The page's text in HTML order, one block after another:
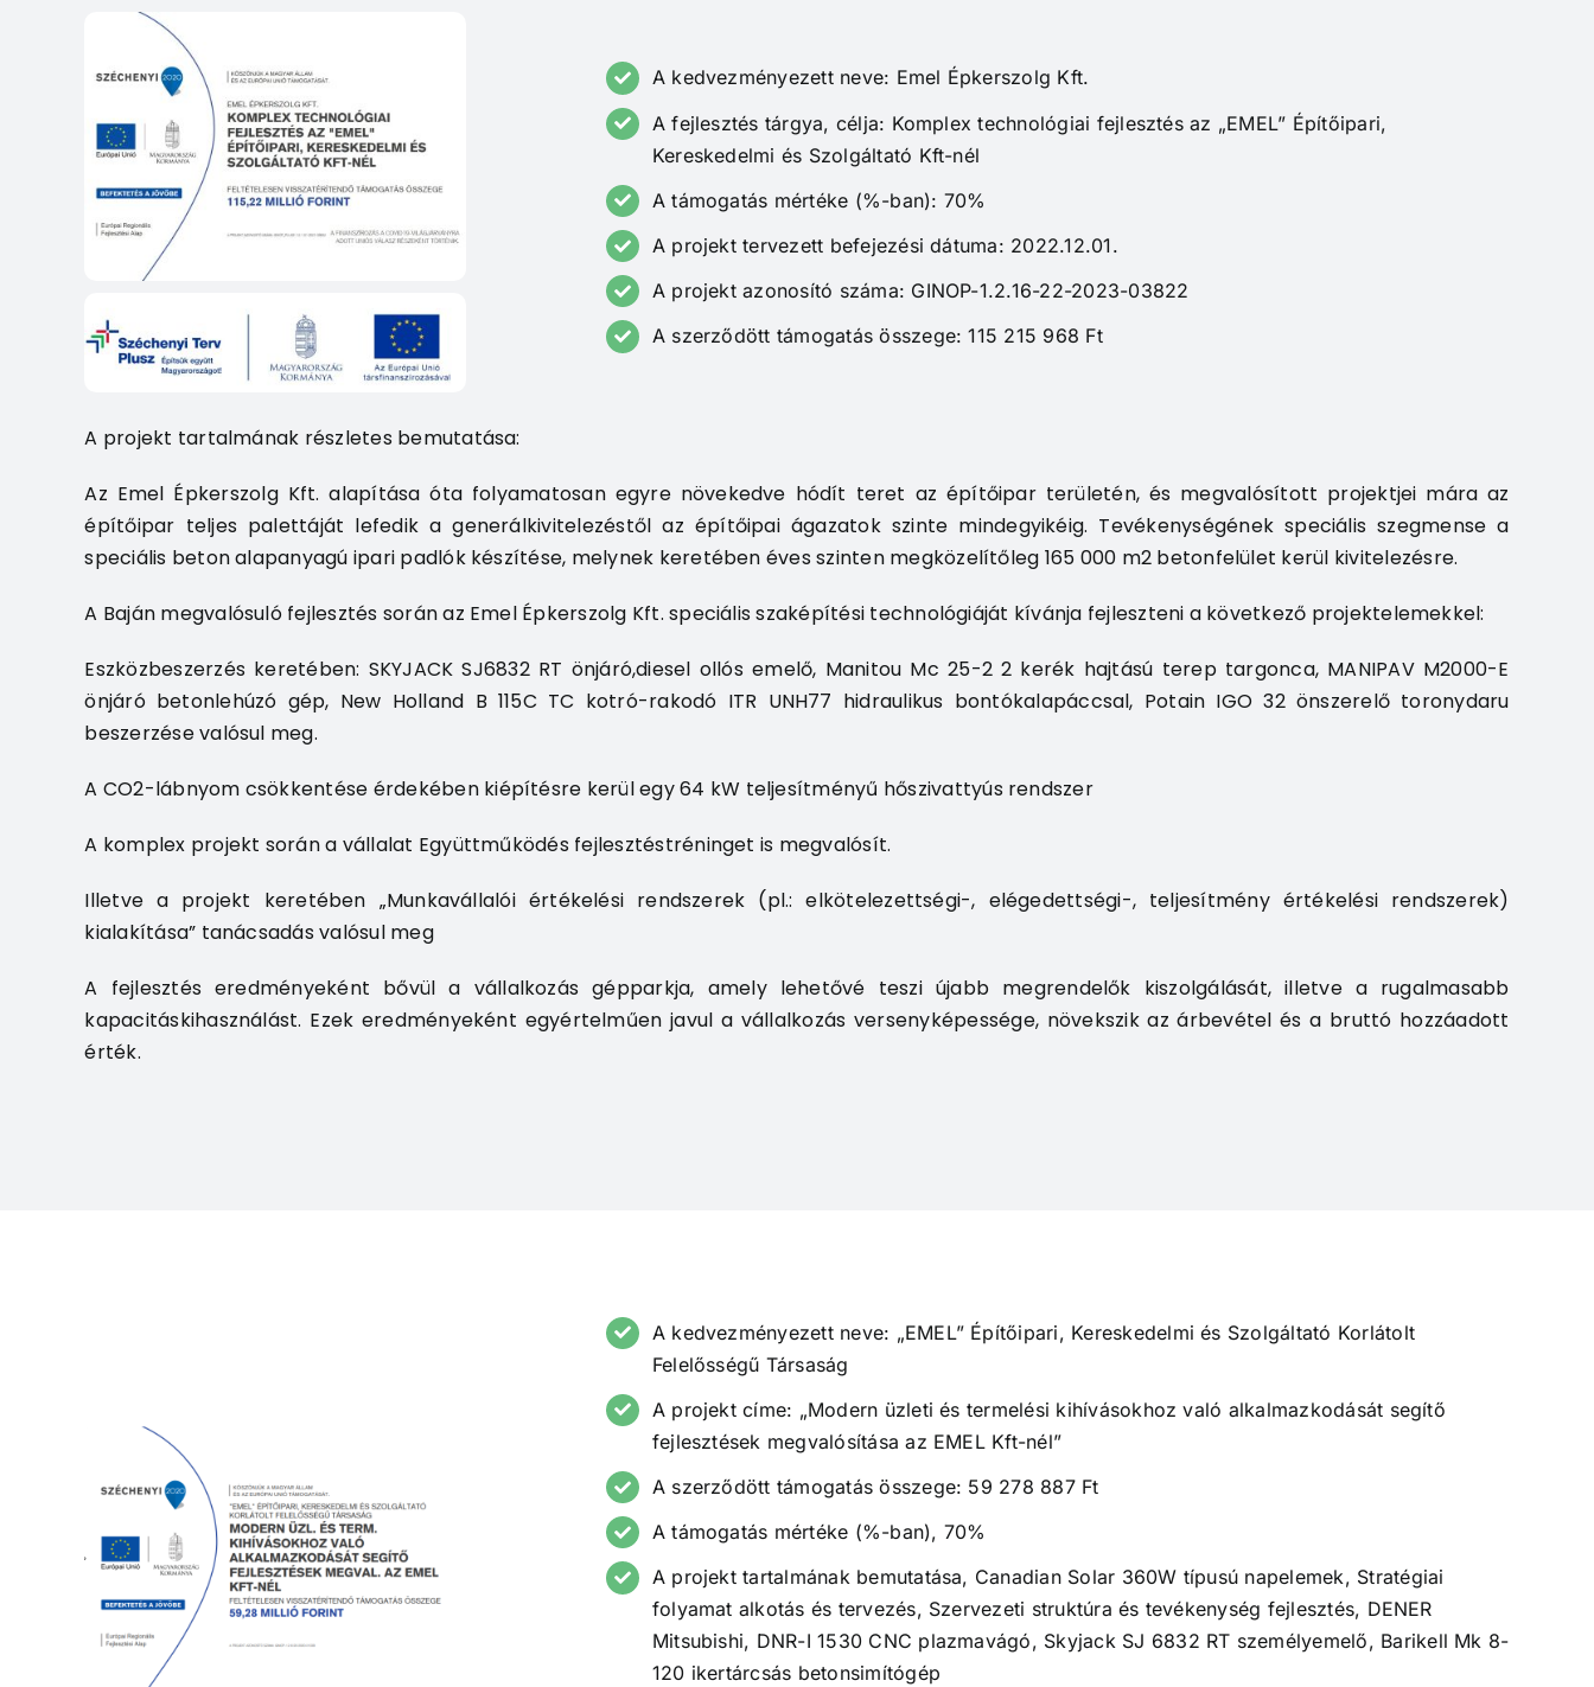
A kedvezményezett neve: Emel Épkerszolg Kft.
A fejlesztés tárgya, célja: Komplex technológiai fejlesztés az „EMEL” Építőipari,
Kereskedelmi és Szolgáltató Kft-nél
A támogatás mértéke (%-ban): 70%
A projekt tervezett befejezési dátuma: 2022.12.01.
A projekt azonosító száma: GINOP-1.2.16-22-2023-03822
A szerződött támogatás összege: 115 215 968 Ft
A projekt tartalmának részletes bemutatása:
Az Emel Épkerszolg Kft. alapítása óta folyamatosan egyre növekedve hódít teret az építőipar területén, és megvalósított projektjei mára az
építőipar teljes palettáját lefedik a generálkivitelezéstől az építőipai ágazatok szinte mindegyikéig. Tevékenységének speciális szegmense a
speciális beton alapanyagú ipari padlók készítése, melynek keretében éves szinten megközelítőleg 165 000 m2 betonfelület kerül kivitelezésre.
A Baján megvalósuló fejlesztés során az Emel Épkerszolg Kft. speciális szaképítési technológiáját kívánja fejleszteni a következő projektelemekkel:
Eszközbeszerzés keretében: SKYJACK SJ6832 RT önjáró,diesel ollós emelő, Manitou Mc 25-2 2 kerék hajtású terep targonca, MANIPAV M2000-E
önjáró betonlehúzó gép, New Holland B 115C TC kotró-rakodó ITR UNH77 hidraulikus bontókalapáccsal, Potain IGO 32 önszerelő toronydaru
beszerzése valósul meg.
A CO2-lábnyom csökkentése érdekében kiépítésre kerül egy 64 kW teljesítményű hőszivattyús rendszer
A komplex projekt során a vállalat Együttműködés fejlesztéstréninget is megvalósít.
Illetve a projekt keretében „Munkavállalói értékelési rendszerek (pl.: elkötelezettségi-, elégedettségi-, teljesítmény értékelési rendszerek)
kialakítása” tanácsadás valósul meg
A fejlesztés eredményeként bővül a vállalkozás gépparkja, amely lehetővé teszi újabb megrendelők kiszolgálását, illetve a rugalmasabb
kapacitáskihasználást. Ezek eredményeként egyértelműen javul a vállalkozás versenyképessége, növekszik az árbevétel és a bruttó hozzáadott
érték.
A kedvezményezett neve: „EMEL” Építőipari, Kereskedelmi és Szolgáltató Korlátolt
Felelősségű Társaság
A projekt címe: „Modern üzleti és termelési kihívásokhoz való alkalmazkodását segítő
fejlesztések megvalósítása az EMEL Kft-nél”
A szerződött támogatás összege: 59 278 887 Ft
A támogatás mértéke (%-ban), 70%
A projekt tartalmának bemutatása, Canadian Solar 360W típusú napelemek, Stratégiai
folyamat alkotás és tervezés, Szervezeti struktúra és tevékenység fejlesztés, DENER
Mitsubishi, DNR-I 1530 CNC plazmavágó, Skyjack SJ 6832 RT személyemelő, Barikell Mk 8-
120 ikertárcsás betonsimítógép